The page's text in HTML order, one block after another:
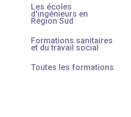
Les écoles
d'ingénieurs en
Région Sud
Formations sanitaires
et du travail social
Toutes les formations